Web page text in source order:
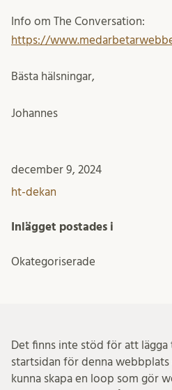
Info om The Conversation:
https://
Bästa hälsningar,
Johannes
december 9, 2024
ht-dekan
Inlägget postades i
Okategoriserade
Det finns inte stöd för att lägga
startsidan för denna
kunna skapa en loop som gör